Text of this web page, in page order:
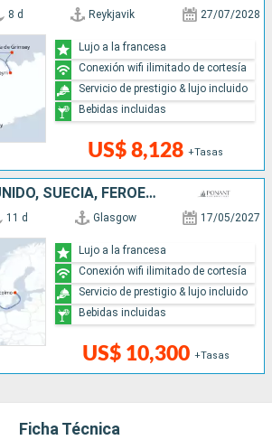
8 d Reykjavik 27/07/2028
US$ 8,128 +Tasas
Lujo a la francesa
Conexión wifi ilimitado de cortesía
Servicio de prestigio & lujo incluido
Bebidas incluidas
IRLANDA, REINO UNIDO, SUECIA, FÉROES (ISLAS), ISLANDIA
11 d Glasgow 17/05/2027
US$ 10,300 +Tasas
Lujo a la francesa
Conexión wifi ilimitado de cortesía
Servicio de prestigio & lujo incluido
Bebidas incluidas
Ficha Técnica